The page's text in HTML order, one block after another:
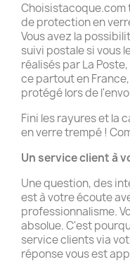
Choisistacoque.com
de protection en
Vous avez la
suivi postale si vous
réalisés par La
ce partout en
protégé lors de
Fini les rayures et la
en verre trempé !
Un service client à
Une question, des
est à votre écoute
professionnalisme.
absolue. C'est
service clients via
réponse vous est